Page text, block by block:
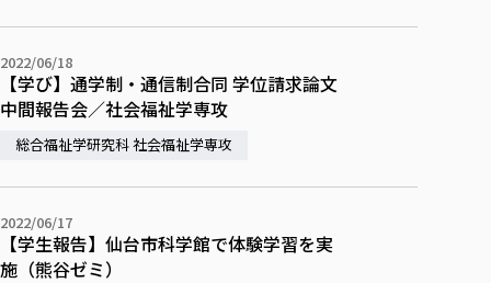
2022/06/18
【学び】通学制・通信制合同 学位請求論文
中間報告会／社会福祉学専攻
総合福祉学研究科 社会福祉学専攻
2022/06/17
【学生報告】仙台市科学館で体験学習を実
施（熊谷ゼミ）